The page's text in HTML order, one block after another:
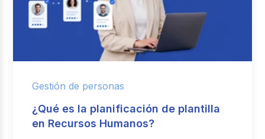
Gestión de personas
¿Qué es la planificación de plantilla
en Recursos Humanos?